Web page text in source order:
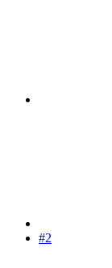
#2